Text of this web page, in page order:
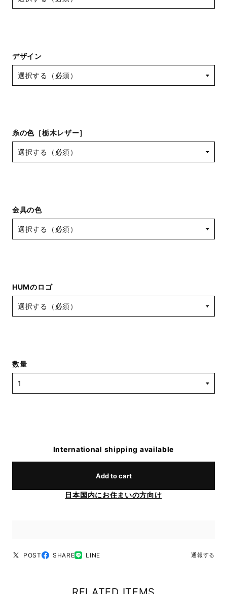
デザイン
糸の色［栃木レザー］
金具の色
HUMのロゴ
数量
International shipping available
Add to cart
日本国内にお住まいの方向け
POST SHARE LINE 通報する